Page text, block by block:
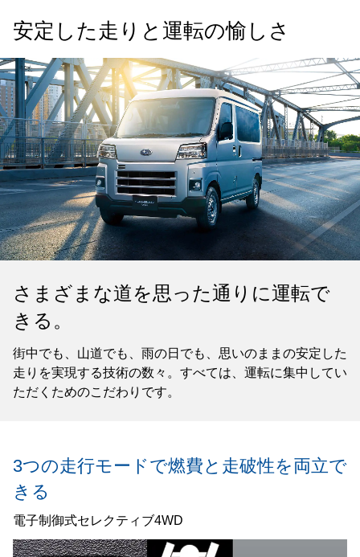
安定した走りと運転の愉しさ
さまざまな道を思った通りに運転で
きる。
街中でも、山道でも、雨の日でも、思いのままの安定した
走りを実現する技術の数々。すべては、運転に集中してい
ただくためのこだわりです。
3つの走行モードで燃費と走破性を両立で
きる
電子制御式セレクティブ4WD